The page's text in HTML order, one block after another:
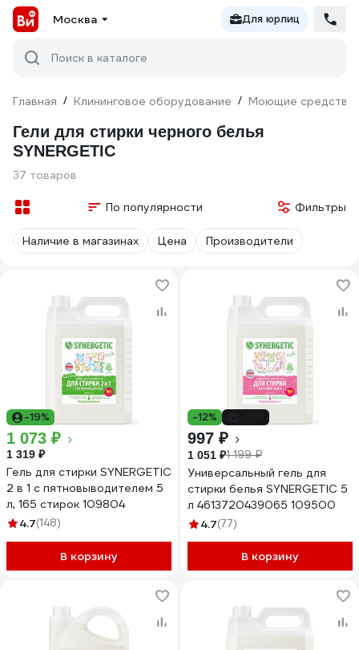
Москва Для юрлиц
Поиск в каталоге
Главная / Клининговое оборудование / Моющие средства
Гели для стирки черного белья
SYNERGETIC
37 товаров
По популярности Фильтры
Наличие в магазинах Цена Производители
-19%
1 073 ₽
1 319 ₽
Гель для стирки SYNERGETIC
2 в 1 c пятновыводителем 5
л, 165 стирок 109804
4.7(148)
В корзину
-12%
997 ₽
1 051 ₽1 199 ₽
Универсальный гель для
стирки белья SYNERGETIC 5
л 4613720439065 109500
4.7(77)
В корзину